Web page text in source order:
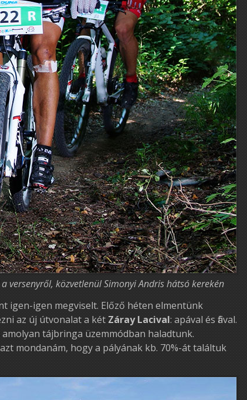
versenyről, közvetlenül Simonyi Andris hátsó kerekén
igen-igen megviselt. Előző héten elmentünk
az új útvonalat a két Záray Lacival: apával és fiával.
tájbringa üzemmódban haladtunk.
mondanám, hogy a pályának kb. 70%-át találtuk